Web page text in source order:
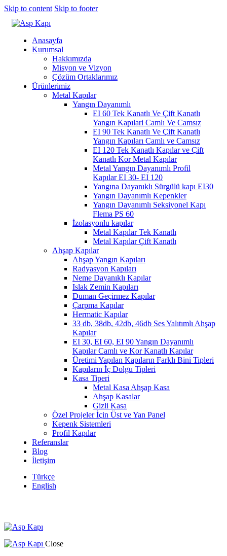
Skip to content Skip to footer
Anasayfa
Kurumsal
Hakkımızda
Misyon ve Vizyon
Çözüm Ortaklarımız
Ürünlerimiz
Metal Kapılar
Yangın Dayanımlı
EI 60 Tek Kanatlı Ve Çift Kanatlı
Yangın Kapılari Camlı Ve Camsız
EI 90 Tek Kanatlı Ve Çift Kanatlı
Yangın Kapıları Camlı ve Camsız
EI 120 Tek Kanatlı Kapılar ve Çift
Kanatlı Kor Metal Kapılar
Metal Yangın Dayanımlı Profil
Kapılar EI 30- EI 120
Yangına Dayanıklı Sürgülü kapı EI30
Yangın Dayanımlı Kepenkler
Yangın Dayanımlı Seksiyonel Kapı
Flema PS 60
İzolasyonlu kapılar
Metal Kapılar Tek Kanatlı
Metal Kapılar Çift Kanatlı
Ahşap Kapılar
Ahşap Yangın Kapıları
Radyasyon Kapıları
Neme Dayanıklı Kapılar
Islak Zemin Kapıları
Duman Geçirmez Kapılar
Çarpma Kapılar
Hermatic Kapılar
33 db, 38db, 42db, 46db Ses Yalıtımlı Ahşap
Kapılar
EI 30, EI 60, EI 90 Yangın Dayanımlı
Kapılar Camlı ve Kor Kanatlı Kapılar
Üretimi Yapılan Kapıların Farklı Bini Tipleri
Kapıların İç Dolgu Tipleri
Kasa Tiperi
Metal Kasa Ahşap Kasa
Ahşap Kasalar
Gizli Kasa
Özel Projeler İçin Üst ve Yan Panel
Kepenk Sistemleri
Profil Kapılar
Referanslar
Blog
İletişim
Türkçe
English
Close